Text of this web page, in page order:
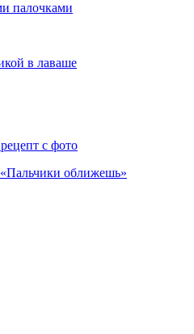
палочками
в лаваше
с фото
оближешь»